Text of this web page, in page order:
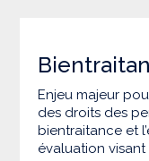
Enjeu majeur
des droits des
bientraitance et
évaluation